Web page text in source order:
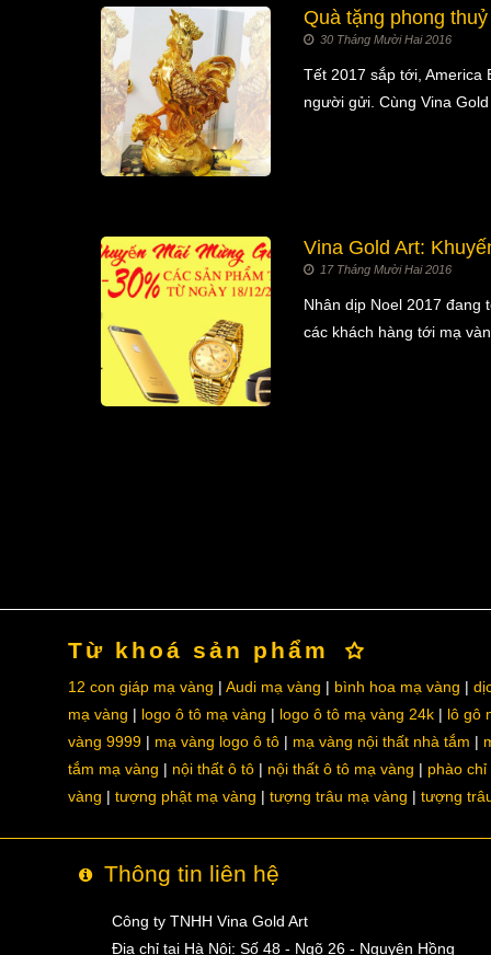
Quà tặng phong
30 Tháng Mười Hai 2016
Tết 2017 sắp tới, America
người gửi. Cùng Vina
Vina Gold Art:
17 Tháng Mười Hai 2016
Nhân dịp Noel 2017 đang
các khách hàng tới mạ
Từ khoá sản phẩm
12 con giáp mạ vàng Audi mạ vàng bình hoa mạ vàng
mạ vàng
logo ô tô mạ vàng logo ô tô mạ vàng 24k
lô gô
vàng 9999
mạ vàng logo ô tô mạ vàng nội thất nhà tắm
tắm mạ vàng
nội thất ô tô nội thất ô tô mạ vàng
phào chỉ
vàng
tượng phật mạ vàng tượng trâu mạ vàng tượng
Thông tin liên hệ
Công ty TNHH Vina Gold Art
Địa chỉ tại Hà Nội: Số 48 - Ngõ 26 - Nguyên Hồng